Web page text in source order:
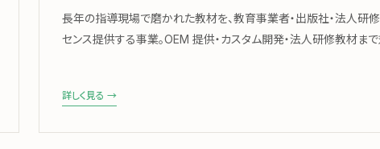
長年の指導現場で磨かれた教材を、教育事業者・出版社・法人研
センス提供する事業。OEM 提供・カスタム開発・法人研修教材まで
詳しく見る →